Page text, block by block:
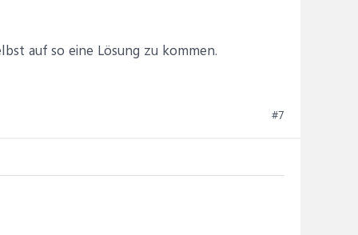
auf so eine Lösung zu kommen.
#7